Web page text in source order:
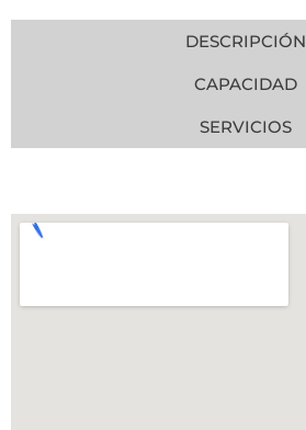
DESCRIPCIÓN
CAPACIDAD
SERVICIOS